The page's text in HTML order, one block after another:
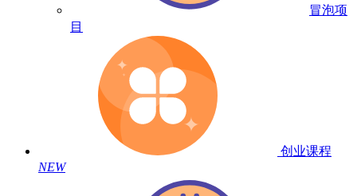
冒泡项
目
创业课程
NEW